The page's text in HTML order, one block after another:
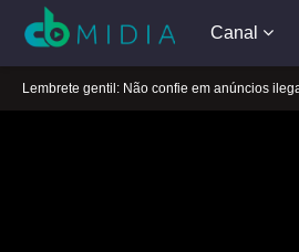
Canal
A tocar：Garota Furacão-18